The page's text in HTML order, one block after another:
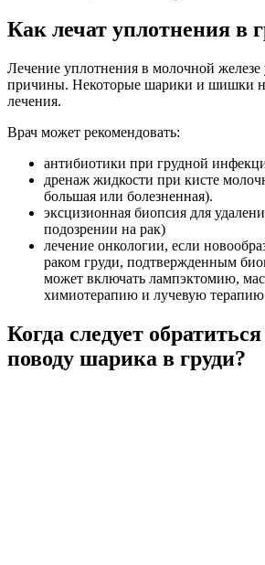
Как лечат уплотнения в
Лечение уплотнения в молочной
причины. Некоторые шарики и шишки
лечения.
Врач может рекомендовать:
антибиотики при грудной
дренаж жидкости при кисте
большая или болезненная).
эксцизионная биопсия для
подозрении на рак)
лечение онкологии, если
раком груди, подтвержденным
может включать лампэктомию,
химиотерапию и лучевую
Когда следует
поводу шарика в груди?